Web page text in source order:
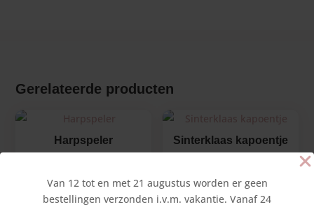
Van 12 tot en met 21 augustus worden er geen
bestellingen verzonden i.v.m. vakantie. Vanaf 24
Gerelateerde producten
Harpspeler Sinterklaas kapoentje